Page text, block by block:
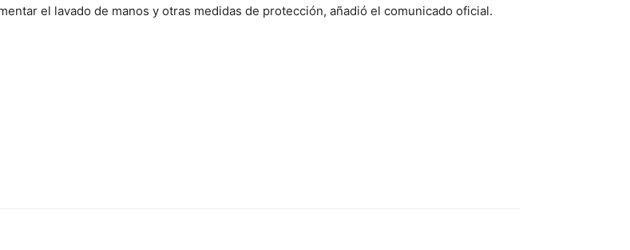
el lavado de manos y otras medidas de protección, añadió el comunicado oficial.